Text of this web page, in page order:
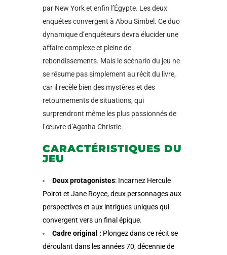
par New York et enfin l’Égypte. Les deux
enquêtes convergent à Abou Simbel. Ce duo
dynamique d’enquêteurs devra élucider une
affaire complexe et pleine de
rebondissements. Mais le scénario du jeu ne
se résume pas simplement au récit du livre,
car il recèle bien des mystères et des
retournements de situations, qui
surprendront même les plus passionnés de
l’œuvre d’Agatha Christie.
CARACTÉRISTIQUES DU
JEU
Deux protagonistes: Incarnez Hercule
Poirot et Jane Royce, deux personnages aux
perspectives et aux intrigues uniques qui
convergent vers un final épique.
Cadre original : Plongez dans ce récit se
déroulant dans les années 70, décennie de